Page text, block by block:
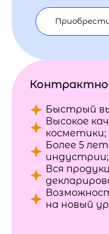
Быстрый
Высокое
косметики;
Более 5
индустрии;
Вся
на новый